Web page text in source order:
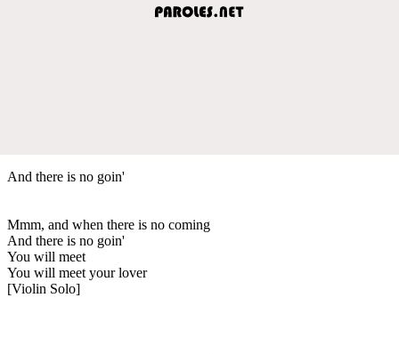
And there is no goin'
Mmm, and when there is no coming
And there is no goin'
You will meet
You will meet your lover
[Violin Solo]